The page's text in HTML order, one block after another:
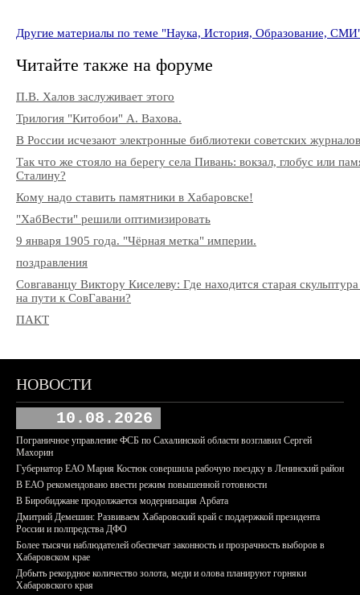
Другие материалы по теме "Наука, История, Образование,
Читайте также на форуме
П.В. Халов заслуживает этого
Трилогия "Китобои" А. Вахова.
В России исчезают электронные библиотеки советских журналов
Так что же стояло на берегу села Пивань: вокзал, глобус или
Сталину?
Кому надо ставить памятники в Хабаровске!
"ХабВести" решили оптимизировать
9 января 1905 года. "Чёрная метка" империи.
поздравления
Совгаванцу Виктору Киселеву: Где находится старая
на пути к СовГавани?
ПАКТ
НОВОСТИ
10.08.2026
Пограничное управление ФСБ по Сахалинской области возглавил Сергей
Махорин
Губернатор ЕАО Мария Костюк совершила рабочую поездку в Ленинский район
В ЕАО рекомендовано ввести режим повышенной готовности
В Биробиджане продолжается модернизация Арбата
Дмитрий Демешин: Развиваем Хабаровский край с поддержкой президента
России и полпредства ДФО
Более тысячи наблюдателей обеспечат законность и прозрачность выборов в
Хабаровском крае
Добыть рекордное количество золота, меди и олова планируют горняки
Хабаровского края